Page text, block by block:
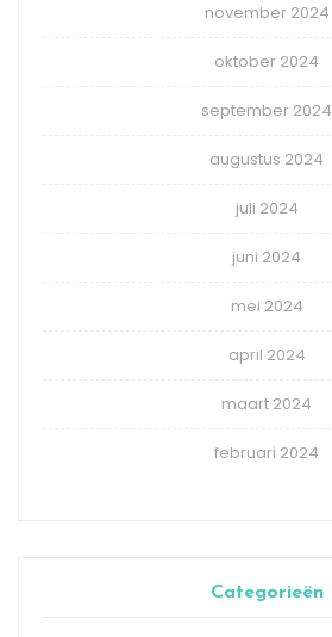
november 2024
oktober 2024
september 2024
augustus 2024
juli 2024
juni 2024
mei 2024
april 2024
maart 2024
februari 2024
Categorieën